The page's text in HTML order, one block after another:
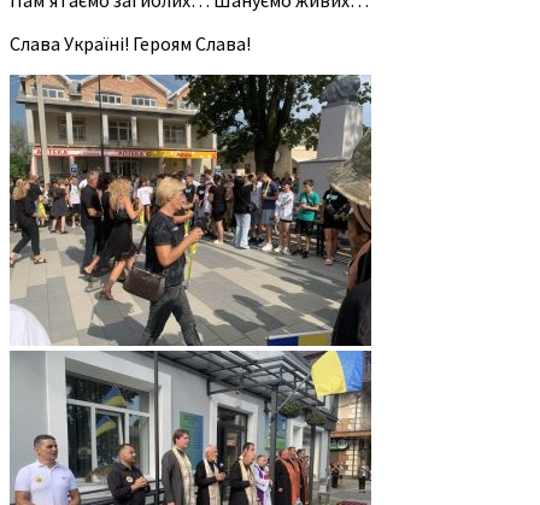
Слава Україні! Героям Слава!